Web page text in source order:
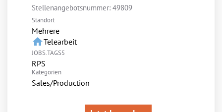
Stellenangebotsnummer: 49809
Standort
Mehrere
homeTelearbeit
JOBS.TAGS5
RPS
Kategorien
Sales/Production